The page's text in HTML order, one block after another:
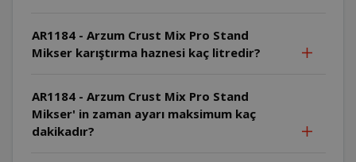
AR1184 - Arzum Crust Mix Pro Stand
Mikser karıştırma haznesi kaç litredir?
AR1184 - Arzum Crust Mix Pro Stand
Mikser' in zaman ayarı maksimum kaç
dakikadır?